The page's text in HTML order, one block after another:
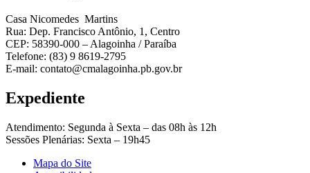
Casa Nicomedes Martins
Rua: Dep. Francisco Antônio, 1, Centro
CEP: 58390-000 – Alagoinha / Paraíba
Telefone: (83) 9 8619-2795
E-mail: contato@cmalagoinha.pb.gov.br
Expediente
Atendimento: Segunda à Sexta – das 08h às 12h
Sessões Plenárias: Sexta – 19h45
Mapa do Site